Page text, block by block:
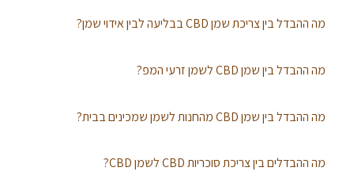
מה ההבדל בין צריכת שמן CBD בבליעה לבין אידוי שמן?
מה ההבדל בין שמן CBD לשמן זרעי המפ?
מה ההבדל בין שמן CBD מהחנות לשמן שמכינים בבית?
מה ההבדלים בין צריכת סוכריות CBD לשמן CBD?